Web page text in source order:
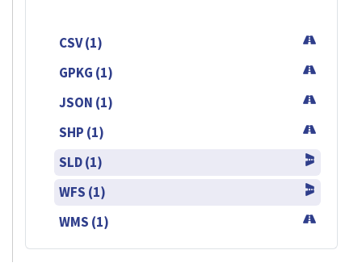
CSV (1)
GPKG (1)
JSON (1)
SHP (1)
SLD (1)
WFS (1)
WMS (1)